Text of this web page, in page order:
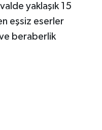
yaklaşık 15
eşsiz eserler
beraberlik